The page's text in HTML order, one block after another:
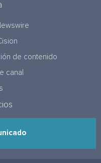
de contenido
canal